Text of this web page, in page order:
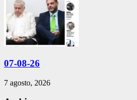
07-08-26
7 agosto, 2026